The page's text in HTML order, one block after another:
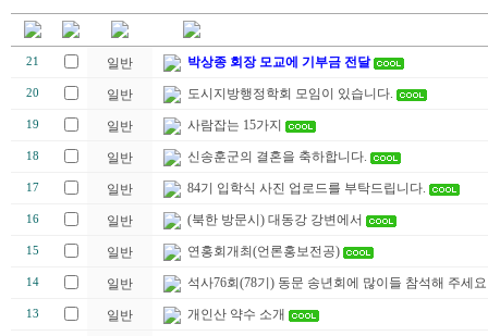
21 일반 박상종 회장 모교에 기부금 전달
20 일반 도시지방행정학회 모임이 있습니다.
19 일반 사람잡는 15가지
18 일반 신송훈군의 결혼을 축하합니다.
17 일반 84기 입학식 사진 업로드를 부탁드립니다.
16 일반 (북한 방문시) 대동강 강변에서
15 일반 연홍회개최(언론홍보전공)
14 일반 석사76회(78기) 동문 송년회에 많이들 참석해 주세요
13 일반 개인산 약수 소개